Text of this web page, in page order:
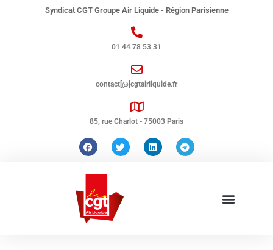
Syndicat CGT Groupe Air Liquide - Région Parisienne
01 44 78 53 31
contact[@]cgtairliquide.fr
85, rue Charlot - 75003 Paris